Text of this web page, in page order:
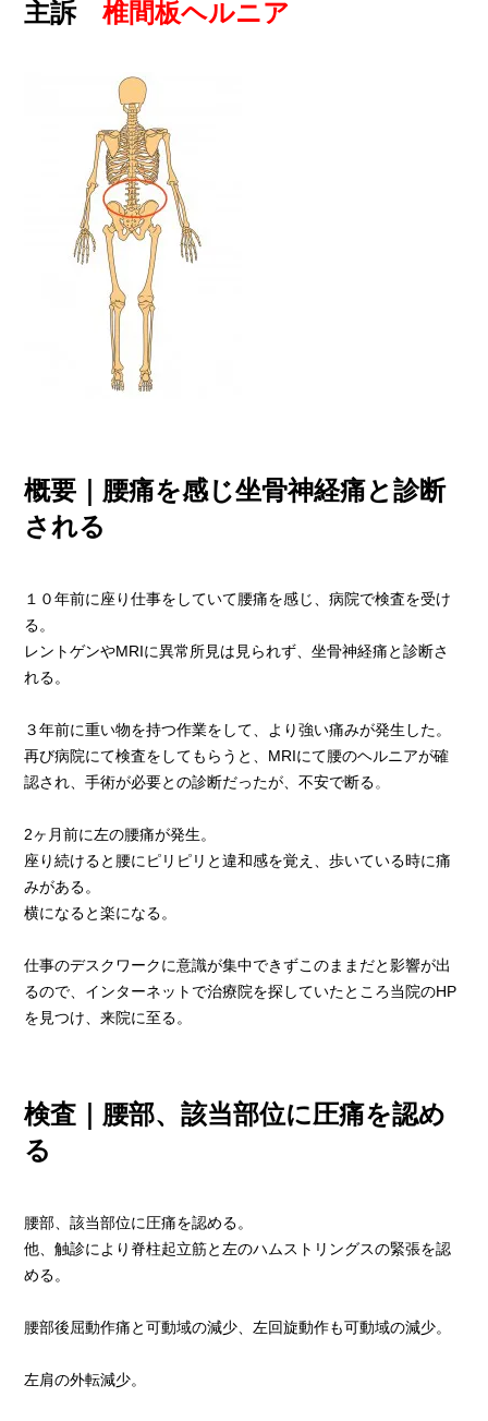
主訴椎間板ヘルニア
概要｜腰痛を感じ坐骨神経痛と診断
される
１０年前に座り仕事をしていて腰痛を感じ、病院で検査を受け
る。
レントゲンやMRIに異常所見は見られず、坐骨神経痛と診断さ
れる。
３年前に重い物を持つ作業をして、より強い痛みが発生した。
再び病院にて検査をしてもらうと、MRIにて腰のヘルニアが確
認され、手術が必要との診断だったが、不安で断る。
2ヶ月前に左の腰痛が発生。
座り続けると腰にピリピリと違和感を覚え、歩いている時に痛
みがある。
横になると楽になる。
仕事のデスクワークに意識が集中できずこのままだと影響が出
るので、インターネットで治療院を探していたところ当院のHP
を見つけ、来院に至る。
検査｜腰部、該当部位に圧痛を認め
る
腰部、該当部位に圧痛を認める。
他、触診により脊柱起立筋と左のハムストリングスの緊張を認
める。
腰部後屈動作痛と可動域の減少、左回旋動作も可動域の減少。
左肩の外転減少。